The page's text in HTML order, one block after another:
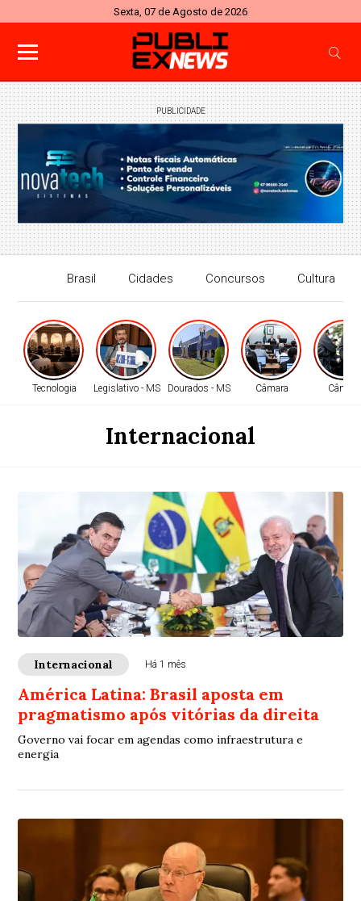
Sexta, 07 de Agosto de 2026
PUBLICIDADE
Brasil Cidades Concursos Cultura
Tecnologia Legislativo - MS Dourados - MS Câmara Câmara
Internacional
Internacional Há 1 mês
América Latina: Brasil aposta em
pragmatismo após vitórias da direita
Governo vai focar em agendas como infraestrutura e
energia